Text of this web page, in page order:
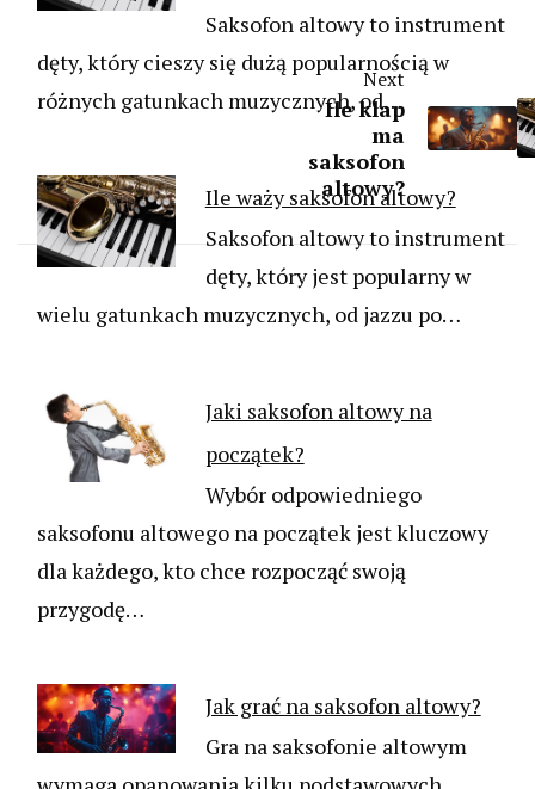
Saksofon altowy to instrument
dęty, który cieszy się dużą popularnością w
różnych gatunkach muzycznych, od…
Ile waży saksofon altowy?
Saksofon altowy to instrument
dęty, który jest popularny w
wielu gatunkach muzycznych, od jazzu po…
Jaki saksofon altowy na
początek?
Wybór odpowiedniego
saksofonu altowego na początek jest kluczowy
dla każdego, kto chce rozpocząć swoją
przygodę…
Jak grać na saksofon altowy?
Gra na saksofonie altowym
Next
Ile klap
ma
saksofon
altowy?